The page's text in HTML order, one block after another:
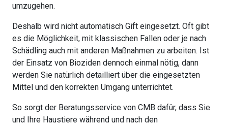
umzugehen.
Deshalb wird nicht automatisch Gift eingesetzt. Oft gibt
es die Möglichkeit, mit klassischen Fallen oder je nach
Schädling auch mit anderen Maßnahmen zu arbeiten. Ist
der Einsatz von Bioziden dennoch einmal nötig, dann
werden Sie natürlich detailliert über die eingesetzten
Mittel und den korrekten Umgang unterrichtet.
So sorgt der Beratungsservice von CMB dafür, dass Sie
und Ihre Haustiere während und nach den